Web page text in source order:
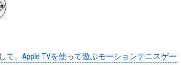
て、Apple TVを使って遊ぶモーションテニスゲー